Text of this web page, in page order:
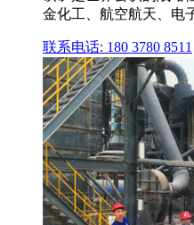
金化工、航空航天、电
联系电话: 180 3780 8511